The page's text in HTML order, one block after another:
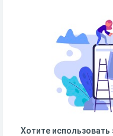
Хотите использовать